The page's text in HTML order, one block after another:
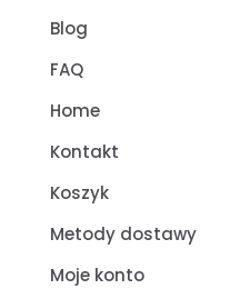
Blog
FAQ
Home
Kontakt
Koszyk
Metody dostawy
Moje konto